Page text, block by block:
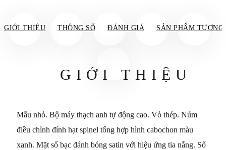
GIỚI THIỆU THÔNG SỐ ĐÁNH GIÁ SẢN PHẨM TƯƠNG
GIỚI THIỆU
Mẫu nhỏ. Bộ máy thạch anh tự động cao. Vỏ thép. Núm
điều chỉnh đính hạt spinel tổng hợp hình cabochon màu
xanh. Mặt số bạc đánh bóng satin với hiệu ứng tia nắng. Số